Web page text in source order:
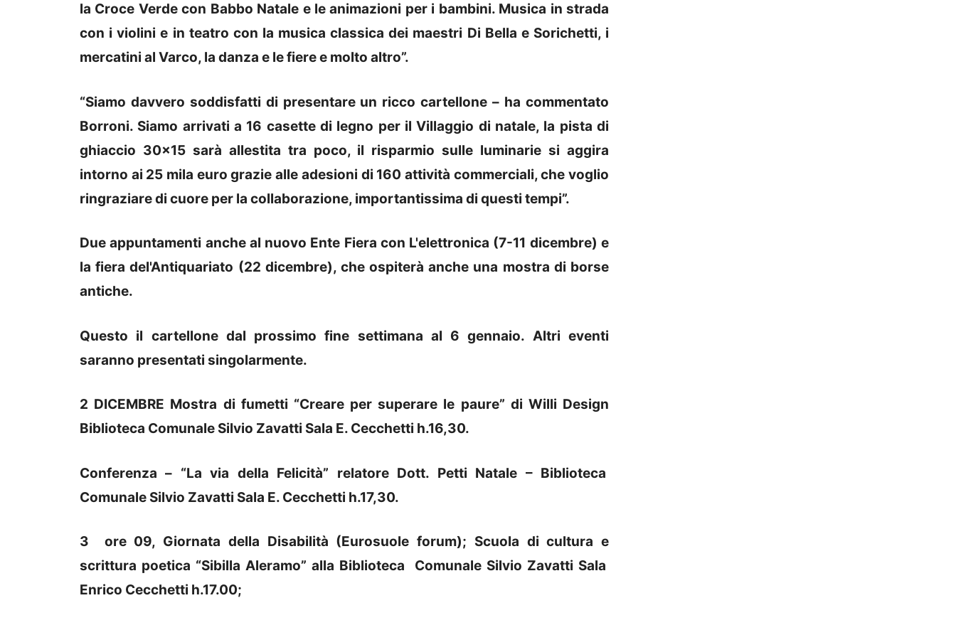
la Croce Verde con Babbo Natale e le animazioni per i bambini. Musica in strada
con i violini e in teatro con la musica classica dei maestri Di Bella e Sorichetti, i
mercatini al Varco, la danza e le fiere e molto altro”.
“Siamo davvero soddisfatti di presentare un ricco cartellone – ha commentato
Borroni. Siamo arrivati a 16 casette di legno per il Villaggio di natale, la pista di
ghiaccio 30×15 sarà allestita tra poco, il risparmio sulle luminarie si aggira
intorno ai 25 mila euro grazie alle adesioni di 160 attività commerciali, che voglio
ringraziare di cuore per la collaborazione, importantissima di questi tempi”.
Due appuntamenti anche al nuovo Ente Fiera con L'elettronica (7-11 dicembre) e
la fiera del'Antiquariato (22 dicembre), che ospiterà anche una mostra di borse
antiche.
Questo il cartellone dal prossimo fine settimana al 6 gennaio. Altri eventi
saranno presentati singolarmente.
2 DICEMBRE Mostra di fumetti “Creare per superare le paure” di Willi Design
Biblioteca Comunale Silvio Zavatti Sala E. Cecchetti h.16,30.
Conferenza – “La via della Felicità” relatore Dott. Petti Natale – Biblioteca
Comunale Silvio Zavatti Sala E. Cecchetti h.17,30.
3 ore 09, Giornata della Disabilità (Eurosuole forum); Scuola di cultura e
scrittura poetica “Sibilla Aleramo” alla Biblioteca Comunale Silvio Zavatti Sala
Enrico Cecchetti h.17.00;